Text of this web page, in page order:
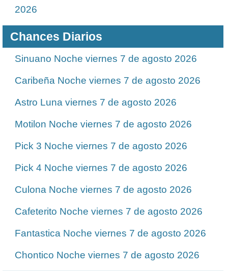
2026
Chances Diarios
Sinuano Noche viernes 7 de agosto 2026
Caribeña Noche viernes 7 de agosto 2026
Astro Luna viernes 7 de agosto 2026
Motilon Noche viernes 7 de agosto 2026
Pick 3 Noche viernes 7 de agosto 2026
Pick 4 Noche viernes 7 de agosto 2026
Culona Noche viernes 7 de agosto 2026
Cafeterito Noche viernes 7 de agosto 2026
Fantastica Noche viernes 7 de agosto 2026
Chontico Noche viernes 7 de agosto 2026